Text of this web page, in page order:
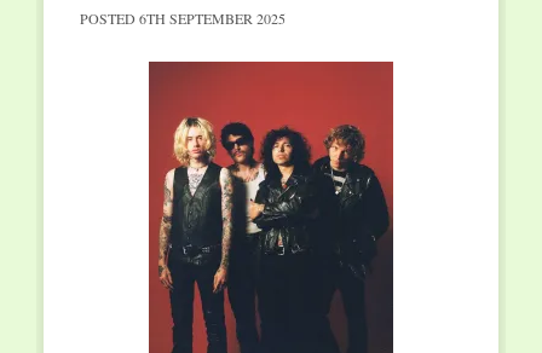
POSTED 6TH SEPTEMBER 2025